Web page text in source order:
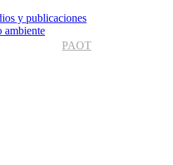
y publicaciones
ambiente
PAOT